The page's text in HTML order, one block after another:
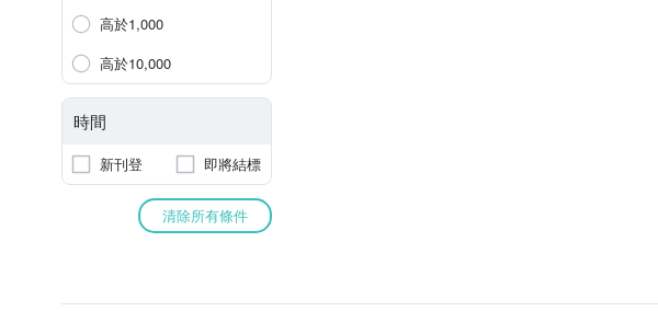
高於1,000
高於10,000
時間
新刊登 即將結標
清除所有條件